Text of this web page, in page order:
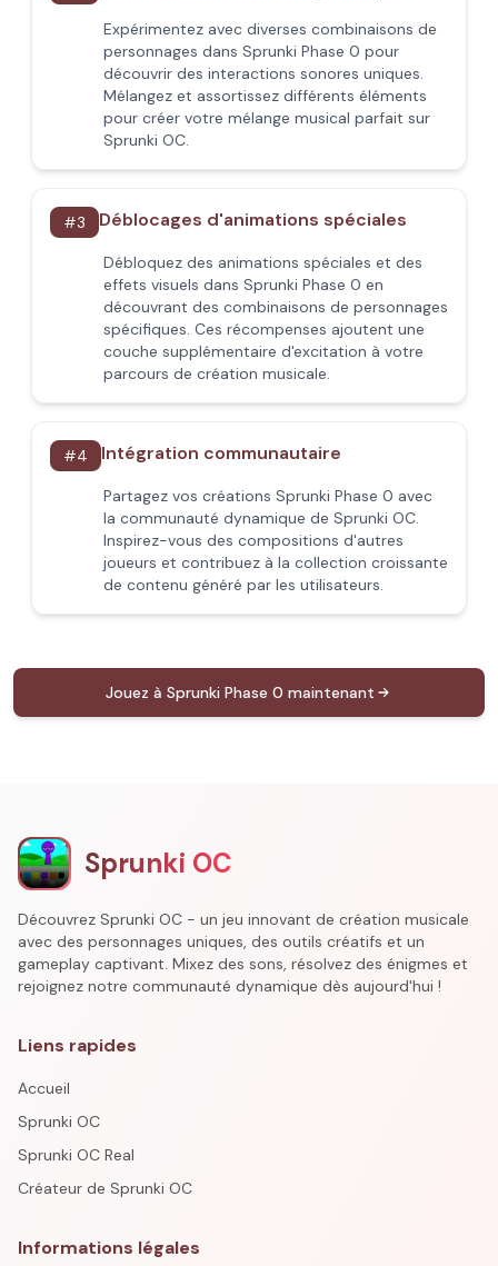
Expérimentez avec diverses combinaisons de
personnages dans Sprunki Phase 0 pour
découvrir des interactions sonores uniques.
Mélangez et assortissez différents éléments
pour créer votre mélange musical parfait sur
Sprunki OC.
#3 Déblocages d'animations spéciales
Débloquez des animations spéciales et des
effets visuels dans Sprunki Phase 0 en
découvrant des combinaisons de personnages
spécifiques. Ces récompenses ajoutent une
couche supplémentaire d'excitation à votre
parcours de création musicale.
#4 Intégration communautaire
Partagez vos créations Sprunki Phase 0 avec
la communauté dynamique de Sprunki OC.
Inspirez-vous des compositions d'autres
joueurs et contribuez à la collection croissante
de contenu généré par les utilisateurs.
Jouez à Sprunki Phase 0 maintenant
Sprunki OC
Découvrez Sprunki OC - un jeu innovant de création musicale
avec des personnages uniques, des outils créatifs et un
gameplay captivant. Mixez des sons, résolvez des énigmes et
rejoignez notre communauté dynamique dès aujourd'hui !
Liens rapides
Accueil
Sprunki OC
Sprunki OC Real
Créateur de Sprunki OC
Informations légales